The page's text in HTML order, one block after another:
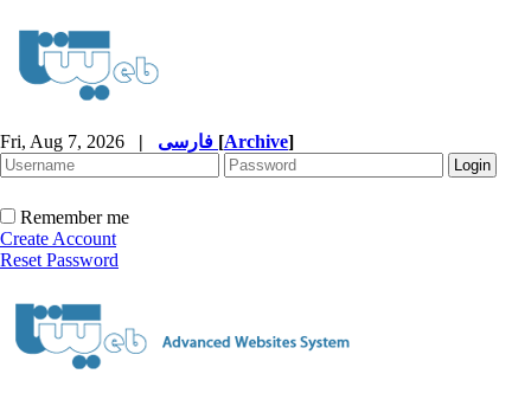
Fri, Aug 7, 2026 | [Archive]
Remember me
Create Account
Reset Password